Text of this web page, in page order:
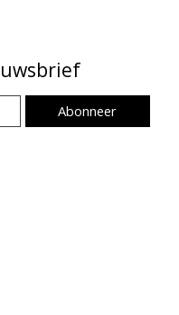
Abonneer